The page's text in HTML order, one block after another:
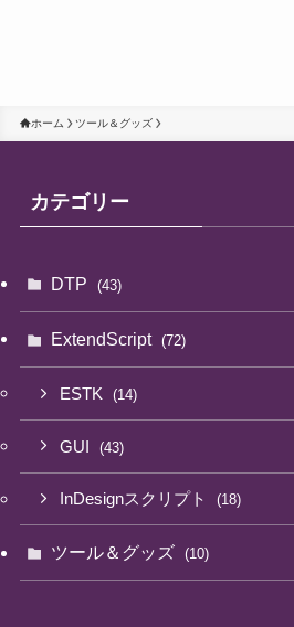
ホーム ツール＆グッズ
カテゴリー
DTP (43)
ExtendScript (72)
ESTK (14)
GUI (43)
InDesignスクリプト (18)
ツール＆グッズ (10)